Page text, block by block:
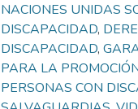
NACIONES UNIDAS
DISCAPACIDAD,
DISCAPACIDAD,
PARA LA
PERSONAS CON